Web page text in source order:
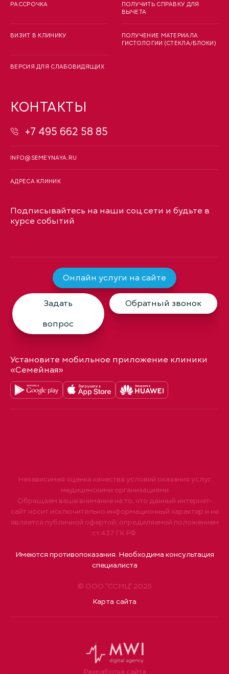
РАССРОЧКА
ВИЗИТ В КЛИНИКУ
ВЕРСИЯ ДЛЯ СЛАБОВИДЯЩИХ
ПОЛУЧИТЬ СПРАВКУ ДЛЯ
ВЫЧЕТА
ПОЛУЧЕНИЕ МАТЕРИАЛА
ГИСТОЛОГИИ (СТЕКЛА/БЛОКИ)
КОНТАКТЫ
+7 495 662 58 85
INFO@SEMEYNAYA.RU
АДРЕСА КЛИНИК
Подписывайтесь на наши соц.сети и будьте в
курсе событий
Онлайн услуги на сайте
Задать
вопрос
Обратный звонок
Установите мобильное приложение клиники
«Семейная»
© ООО "ССМЦ" 2025
Карта сайта
Независимая оценка качества условий оказания услуг
медицинскими организациями
Обращаем ваше внимание на то, что данный интернет-
сайт носит исключительно информационный характер и не
является публичной офертой, определяемой положением
ст.437 ГК РФ.
Имеются противопоказания. Необходима консультация
специалиста
Разработка сайта